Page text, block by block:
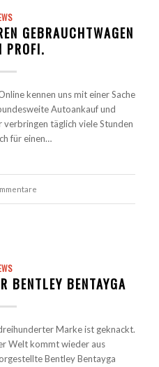
GEBRAUCHTWAGEN
PROFI.
kennen uns mit einer Sache
Autoankauf und
täglich viele Stunden
für einen…
BENTAYGA
Marke ist geknackt.
Welt kommt wieder aus
Bentley Bentayga